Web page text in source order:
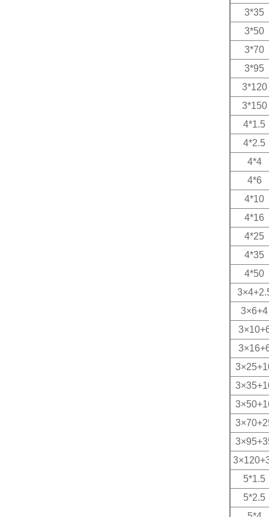
3*35
3*50
3*70
3*95
3*120
3*150
4*1.5
4*2.5
4*4
4*6
4*10
4*16
4*25
4*35
4*50
3
3×6+4
3
3
3
3
3
3
3
3
5*1.5
5*2.5